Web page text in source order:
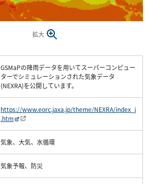
拡大
GSMaPの降雨データを用いてスーパーコンピュー
ターでシミュレーションされた気象データ
(NEXRA)を公開しています。
https://www.eorc.jaxa.jp/theme/NEXRA/index_j
.htm
気象、大気、水循環
気象予報、防災